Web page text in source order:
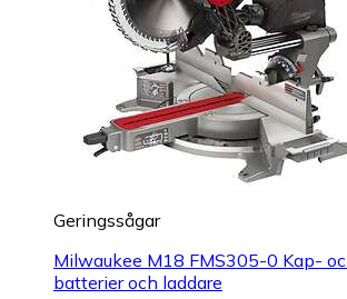
Geringssågar
Milwaukee M18 FMS305-0 Kap-
batterier och laddare